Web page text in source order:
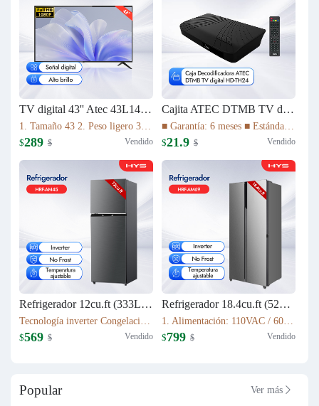
TV digital 43'' Atec 43L14D-C
1. Tamaño 43 2. Peso ligero 3. Relación de aspecto 16:9 4. Tiempo de respuesta (gris a gris) 8,5ms 5. La imagen de alta definición 1080P 6. Vida útil de la lámpara 30.000 HS 7. Sistema de TV ATV(NTSC)/DTV(DTMB) 8. Múltiples interfaces
$289 $ Vendido
Cajita ATEC DTMB TV digital HD-TH24
■ Garantía: 6 meses ■ Estándar DTMB ■ El rendimiento del sistema es más robusto. ■ Mayor capacidad de información. ■ Mejor rendimiento móvil. ■ El rendimiento de la cobertura de transmisión es mejor.
$21.9 $ Vendido
Refrigerador 12cu.ft (333L) Inverter HRF-AM45
$569 $ Vendido
Refrigerador 18.4cu.ft (521L) Inverter HRF-AM69
1. Alimentación: 110VAC / 60Hz 2. Sistema Libre de Escarcha (No Frost) 3. Tecnología inverter 4. Refrigerante Ecológico (R600a) 5. Flujo de Aire Tridimensional Indirecto (360°) con Temperatura Estable 6. Luz LED Interior de Bajo Consumo
$799 $ Vendido
Popular Ver más 